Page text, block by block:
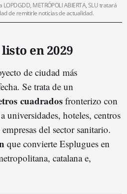
METRÓPOLI ABIERTA, SLU tratará
de remitirle noticias de actualidad.
en 2029
de ciudad más
Se trata de un
cuadrados fronterizo con
universidades, hoteles, centros
del sector sanitario.
que convierte Esplugues en
catalana e,